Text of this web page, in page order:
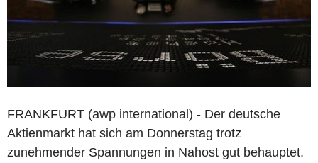
FRANKFURT (awp international) - Der deutsche
Aktienmarkt hat sich am Donnerstag trotz
zunehmender Spannungen in Nahost gut behauptet.